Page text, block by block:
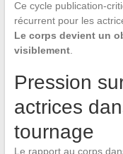
Ce cycle publication-
récurrent pour les
Le corps devient un
visiblement.
Pression
actrices
tournage
Le rapport au corps